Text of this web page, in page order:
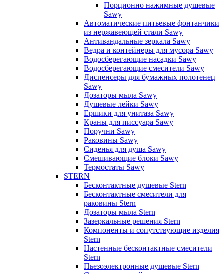
Порционно нажимные душевые
Sawy
Автоматические питьевые фонтанчики
из нержавеющей стали Sawy
Антивандальные зеркала Sawy
Ведра и контейнеры для мусора Sawy
Водосберегающие насадки Sawy
Водосберегающие смесители Sawy
Диспенсеры для бумажных полотенец
Sawy
Дозаторы мыла Sawy
Душевые лейки Sawy
Ершики для унитаза Sawy
Краны для писсуара Sawy
Поручни Sawy
Раковины Sawy
Сиденья для душа Sawy
Смешивающие блоки Sawy
Термостаты Sawy
STERN
Бесконтактные душевые Stern
Бесконтактные смесители для
раковины Stern
Дозаторы мыла Stern
Зазеркальные решения Stern
Компоненты и сопутствующие изделия
Stern
Настенные бесконтактные смесители
Stern
Пьезоэлектронные душевые Stern